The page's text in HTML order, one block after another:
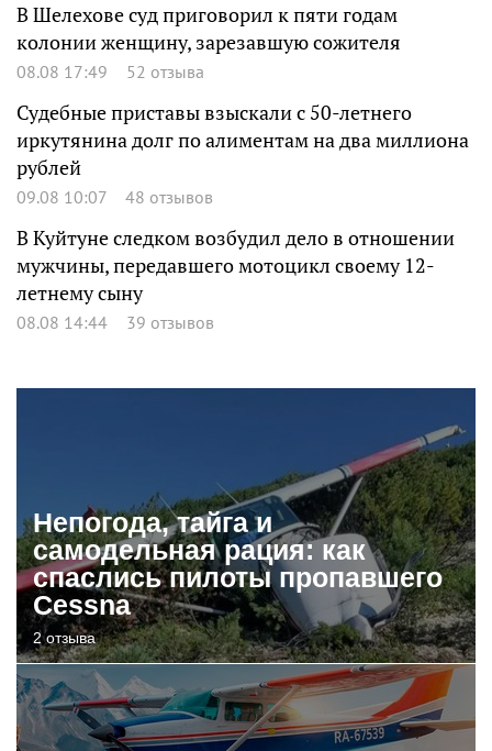
В Шелехове суд приговорил к пяти годам
колонии женщину, зарезавшую сожителя
08.08 17:49 52 отзыва
Судебные приставы взыскали с 50-летнего
иркутянина долг по алиментам на два миллиона
рублей
09.08 10:07 48 отзывов
В Куйтуне следком возбудил дело в отношении
мужчины, передавшего мотоцикл своему 12-
летнему сыну
08.08 14:44 39 отзывов
Непогода, тайга и
самодельная рация: как
спаслись пилоты пропавшего
Cessna
2 отзыва